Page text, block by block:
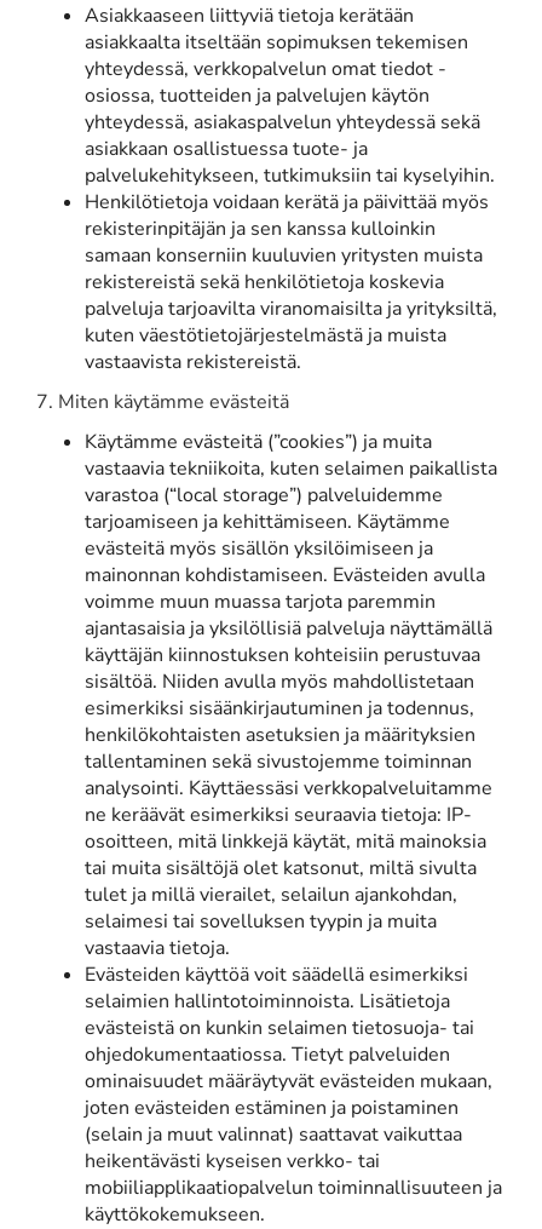
Asiakkaaseen liittyviä tietoja kerätään
asiakkaalta itseltään sopimuksen tekemisen
yhteydessä, verkkopalvelun omat tiedot -
osiossa, tuotteiden ja palvelujen käytön
yhteydessä, asiakaspalvelun yhteydessä sekä
asiakkaan osallistuessa tuote- ja
palvelukehitykseen, tutkimuksiin tai kyselyihin.
Henkilötietoja voidaan kerätä ja päivittää myös
rekisterinpitäjän ja sen kanssa kulloinkin
samaan konserniin kuuluvien yritysten muista
rekistereistä sekä henkilötietoja koskevia
palveluja tarjoavilta viranomaisilta ja yrityksiltä,
kuten väestötietojärjestelmästä ja muista
vastaavista rekistereistä.
7. Miten käytämme evästeitä
Käytämme evästeitä (”cookies”) ja muita
vastaavia tekniikoita, kuten selaimen paikallista
varastoa (“local storage”) palveluidemme
tarjoamiseen ja kehittämiseen. Käytämme
evästeitä myös sisällön yksilöimiseen ja
mainonnan kohdistamiseen. Evästeiden avulla
voimme muun muassa tarjota paremmin
ajantasaisia ja yksilöllisiä palveluja näyttämällä
käyttäjän kiinnostuksen kohteisiin perustuvaa
sisältöä. Niiden avulla myös mahdollistetaan
esimerkiksi sisäänkirjautuminen ja todennus,
henkilökohtaisten asetuksien ja määrityksien
tallentaminen sekä sivustojemme toiminnan
analysointi. Käyttäessäsi verkkopalveluitamme
ne keräävät esimerkiksi seuraavia tietoja: IP-
osoitteen, mitä linkkejä käytät, mitä mainoksia
tai muita sisältöjä olet katsonut, miltä sivulta
tulet ja millä vierailet, selailun ajankohdan,
selaimesi tai sovelluksen tyypin ja muita
vastaavia tietoja.
Evästeiden käyttöä voit säädellä esimerkiksi
selaimien hallintotoiminnoista. Lisätietoja
evästeistä on kunkin selaimen tietosuoja- tai
ohjedokumentaatiossa. Tietyt palveluiden
ominaisuudet määräytyvät evästeiden mukaan,
joten evästeiden estäminen ja poistaminen
(selain ja muut valinnat) saattavat vaikuttaa
heikentävästi kyseisen verkko- tai
mobiiliapplikaatiopalvelun toiminnallisuuteen ja
käyttökokemukseen.​​​​​​​